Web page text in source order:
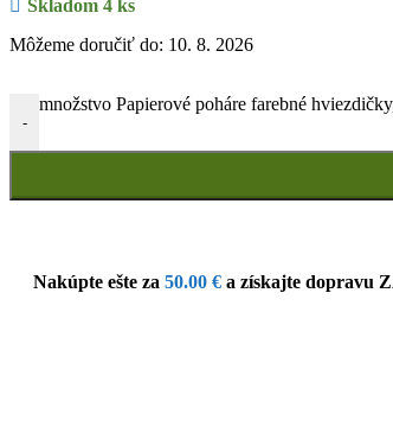
Skladom 4 ks
Môžeme doručiť do: 10. 8. 2026
-
množstvo Papierové poháre farebné
Nakúpte ešte za 50.00 € a získajte dopravu